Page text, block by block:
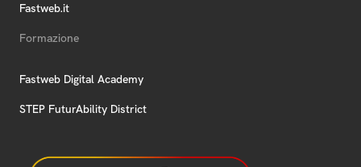
Fastweb.it
Formazione
Fastweb Digital Academy
STEP FuturAbility District